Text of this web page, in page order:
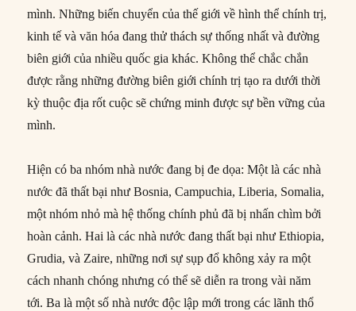
mình. Những biến chuyển của thế giới về hình thể chính trị,
kinh tế và văn hóa đang thử thách sự thống nhất và đường
biên giới của nhiều quốc gia khác. Không thể chắc chắn
được rằng những đường biên giới chính trị tạo ra dưới thời
kỳ thuộc địa rốt cuộc sẽ chứng minh được sự bền vững của
mình.
Hiện có ba nhóm nhà nước đang bị đe dọa: Một là các nhà
nước đã thất bại như Bosnia, Campuchia, Liberia, Somalia,
một nhóm nhỏ mà hệ thống chính phủ đã bị nhấn chìm bởi
hoàn cảnh. Hai là các nhà nước đang thất bại như Ethiopia,
Grudia, và Zaire, những nơi sự sụp đổ không xảy ra một
cách nhanh chóng nhưng có thể sẽ diễn ra trong vài năm
tới. Ba là một số nhà nước độc lập mới trong các lãnh thổ